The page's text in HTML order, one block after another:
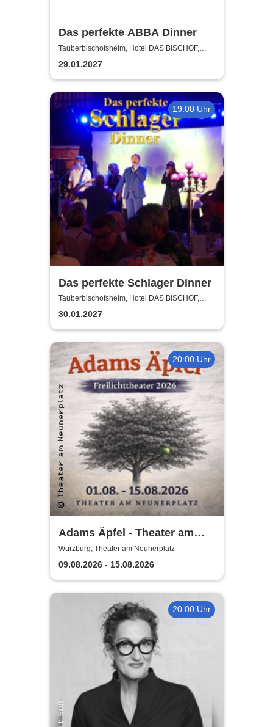
Das perfekte ABBA Dinner
Tauberbischofsheim, Hotel DAS BISCHOF,
Tauberbischofsheim GmbH
29.01.2027
19:00 Uhr
Das perfekte Schlager Dinner
Tauberbischofsheim, Hotel DAS BISCHOF,
Tauberbischofsheim GmbH
30.01.2027
20:00 Uhr
Adams Äpfel - Theater am
Neunerplatz Würzburg
Würzburg, Theater am Neunerplatz
09.08.2026 - 15.08.2026
20:00 Uhr